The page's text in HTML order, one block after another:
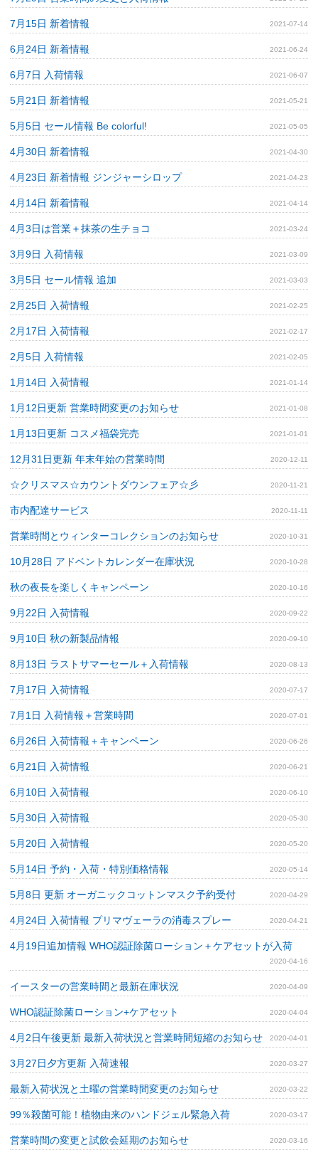
7月15日 新着情報 2021-07-14
6月24日 新着情報 2021-06-24
6月7日 入荷情報 2021-06-07
5月21日 新着情報 2021-05-21
5月5日 セール情報 Be colorful! 2021-05-05
4月30日 新着情報 2021-04-30
4月23日 新着情報 ジンジャーシロップ 2021-04-23
4月14日 新着情報 2021-04-14
4月3日は営業＋抹茶の生チョコ 2021-03-24
3月9日 入荷情報 2021-03-09
3月5日 セール情報 追加 2021-03-03
2月25日 入荷情報 2021-02-25
2月17日 入荷情報 2021-02-17
2月5日 入荷情報 2021-02-05
1月14日 入荷情報 2021-01-14
1月12日更新 営業時間変更のお知らせ 2021-01-08
1月13日更新 コスメ福袋完売 2021-01-01
12月31日更新 年末年始の営業時間 2020-12-11
☆クリスマス☆カウントダウンフェア☆彡 2020-11-21
市内配達サービス 2020-11-11
営業時間とウィンターコレクションのお知らせ 2020-10-31
10月28日 アドベントカレンダー在庫状況 2020-10-28
秋の夜長を楽しくキャンペーン 2020-10-16
9月22日 入荷情報 2020-09-22
9月10日 秋の新製品情報 2020-09-10
8月13日 ラストサマーセール＋入荷情報 2020-08-13
7月17日 入荷情報 2020-07-17
7月1日 入荷情報＋営業時間 2020-07-01
6月26日 入荷情報＋キャンペーン 2020-06-26
6月21日 入荷情報 2020-06-21
6月10日 入荷情報 2020-06-10
5月30日 入荷情報 2020-05-30
5月20日 入荷情報 2020-05-20
5月14日 予約・入荷・特別価格情報 2020-05-14
5月8日 更新 オーガニックコットンマスク予約受付 2020-04-29
4月24日 入荷情報 プリマヴェーラの消毒スプレー 2020-04-21
4月19日追加情報 WHO認証除菌ローション＋ケアセットが入荷
2020-04-16
イースターの営業時間と最新在庫状況 2020-04-09
WHO認証除菌ローション+ケアセット 2020-04-04
4月2日午後更新 最新入荷状況と営業時間短縮のお知らせ 2020-04-01
3月27日夕方更新 入荷速報 2020-03-27
最新入荷状況と土曜の営業時間変更のお知らせ 2020-03-22
99％殺菌可能！植物由来のハンドジェル緊急入荷 2020-03-17
営業時間の変更と試飲会延期のお知らせ 2020-03-16